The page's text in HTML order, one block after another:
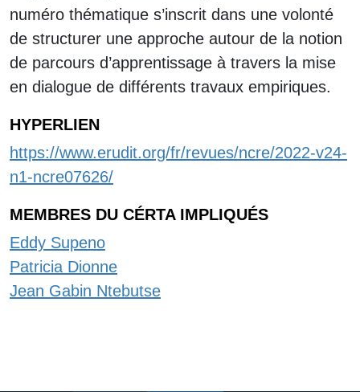
numéro thématique s’inscrit dans une volonté
de structurer une approche autour de la notion
de parcours d’apprentissage à travers la mise
en dialogue de différents travaux empiriques.
HYPERLIEN
https://www.erudit.org/fr/revues/ncre/2022-v24-
n1-ncre07626/
MEMBRES DU CÉRTA IMPLIQUÉS
Eddy Supeno
Patricia Dionne
Jean Gabin Ntebutse